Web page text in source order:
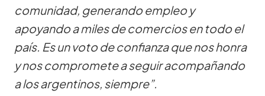
comunidad, generando empleo y
apoyando a miles de comercios en todo el
país. Es un voto de confianza que nos honra
y nos compromete a seguir acompañando
a los argentinos, siempre”.